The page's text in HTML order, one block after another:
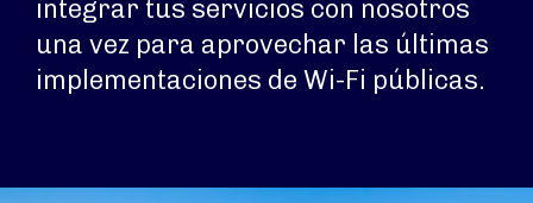
integrar tus servicios con nosotros
una vez para aprovechar las últimas
implementaciones de Wi-Fi públicas.